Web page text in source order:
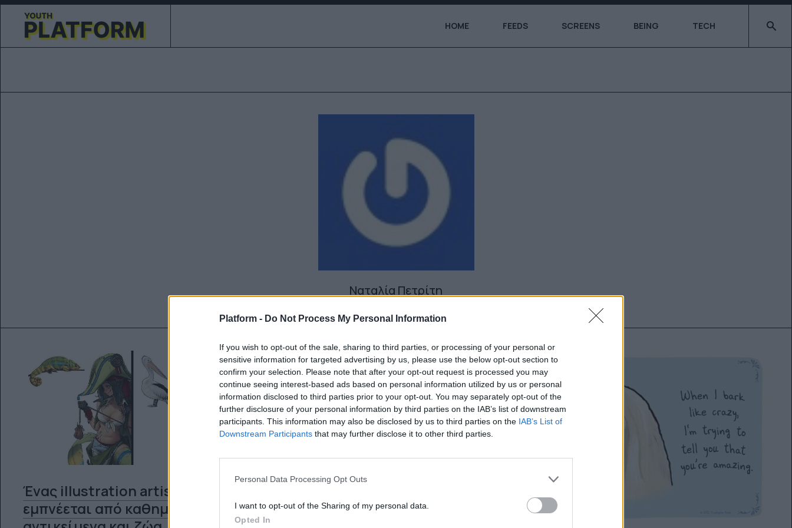
Platform - Do Not Process My Personal Information
If you wish to opt-out of the sale, sharing to third parties, or processing of your personal or
sensitive information for targeted advertising by us, please use the below opt-out section to
confirm your selection. Please note that after your opt-out request is processed you may
continue seeing interest-based ads based on personal information utilized by us or personal
information disclosed to third parties prior to your opt-out. You may separately opt-out of the
further disclosure of your personal information by third parties on the IAB’s list of downstream
participants. This information may also be disclosed by us to third parties on the IAB’s List of
Downstream Participants that may further disclose it to other third parties.
Personal Data Processing Opt Outs
I want to opt-out of the Sharing of my personal data.
Opted In
HOME FEEDS SCREENS BEING TECH Type
Ναταλία Πετρίτη
Ένας illustration artist
εμπνέεται από καθημερινά